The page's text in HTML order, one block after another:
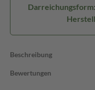
Beschreibung
Bewertungen